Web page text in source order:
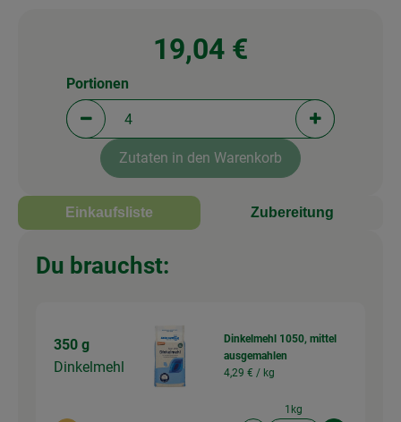
19,04 €
Portionen verringern (aktuell 4 Portionen
Portionen
Portionen
Zutaten in den Warenkorb
Einkaufsliste Zubereitung
Du brauchst:
350 g
Dinkelmehl
Dinkelmehl 1050, mittel
ausgemahlen
4,29 € / kg
1kg